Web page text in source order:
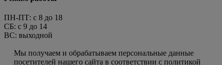
ПН-ПТ: c 8 до 18
СБ: с 9 до 14
ВС: выходной
Мы получаем и обрабатываем персональные данные
посетителей нашего сайта в соответствии с политикой